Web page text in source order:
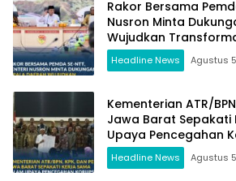
Rakor Bersama
Nusron Minta
Wujudkan
Pertanahan
Headline News Agustus
Kementerian ATR/
Jawa Barat Sepakati
Upaya Pencegahan
Penguatan Ekonomi
Headline News Agustus